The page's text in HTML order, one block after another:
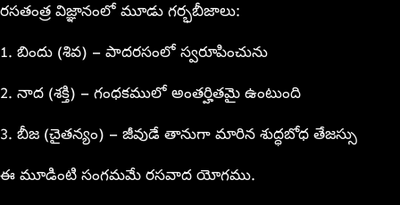
రసతంత్ర విజ్ఞానంలో మూడు గర్భబీజాలు:
1. బిందు (శివ) – పాదరసంలో స్వరూపించును
2. నాద (శక్తి) – గంధకములో అంతర్హితమై ఉంటుంది
3. బీజ (చైతన్యం) – జీవుడే తానుగా మారిన శుద్ధబోధ తేజస్సు
ఈ మూడింటి సంగమమే రసవాద యోగము.